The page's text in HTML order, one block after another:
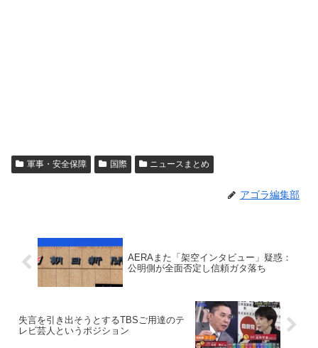
軍事・安全保障 国際 ニュースまとめ
アゴラ編集部
AERAまた「架空インタビュー」疑惑：
公明側が全面否定し信頼ガタ落ち
失言を引き出そうとするTBSご用達のテ
レビ芸人というポジション